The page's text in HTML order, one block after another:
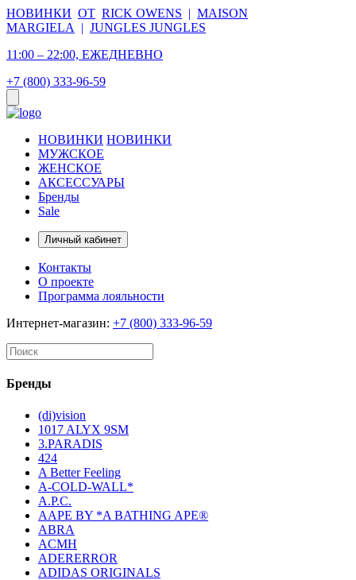
НОВИНКИ ОТ RICK OWENS | MAISON
MARGIELA
| JUNGLES JUNGLES
11:00 – 22:00, ЕЖЕДНЕВНО
+7 (800) 333-96-59
НОВИНКИ НОВИНКИ
МУЖСКОЕ
ЖЕНСКОЕ
АКСЕССУАРЫ
Бренды
Sale
Личный кабинет
Контакты
О проекте
Программа лояльности
Интернет-магазин: +7 (800) 333-96-59
Бренды
(di)vision
1017 ALYX 9SM
3.PARADIS
424
A Better Feeling
A-COLD-WALL*
A.P.C.
AAPE BY *A BATHING APE®
ABRA
ACMH
ADERERROR
ADIDAS ORIGINALS